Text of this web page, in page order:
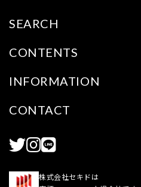
SEARCH
CONTENTS
INFORMATION
CONTACT
株式会社セキドは